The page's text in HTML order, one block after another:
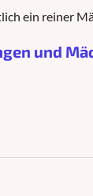
ein reiner
und